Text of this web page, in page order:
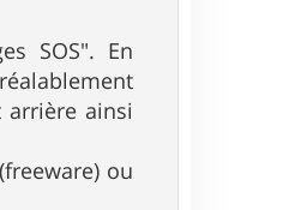
SOS". En
ainsi
ou